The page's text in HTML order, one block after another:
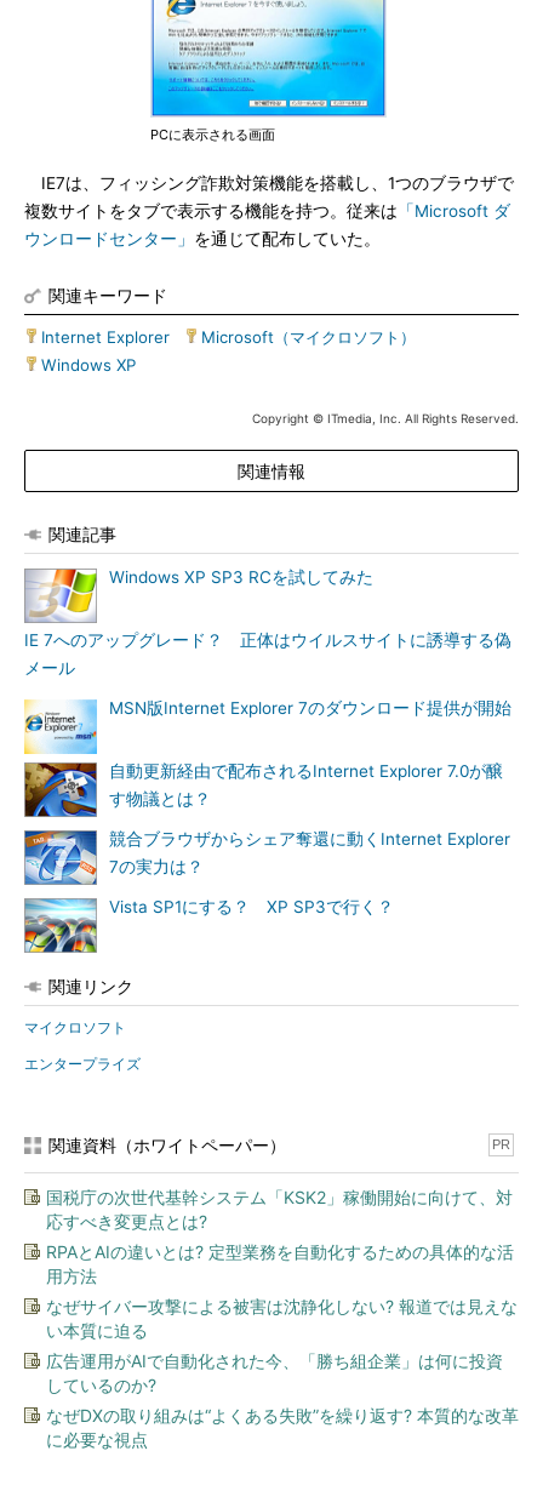
PCに表示される画面
IE7は、フィッシング詐欺対策機能を搭載し、1つのブラウザで
複数サイトをタブで表示する機能を持つ。従来は 「Microsoft ダ
ウンロードセンター」 を通じて配布していた。
関連キーワード
Internet Explorer Microsoft（マイクロソフト）
Windows XP
Copyright © ITmedia, Inc. All Rights Reserved.
関連情報
関連記事
Windows XP SP3 RCを試してみた
IE 7へのアップグレード？ 正体はウイルスサイトに誘導する偽
メール
MSN版Internet Explorer 7のダウンロード提供が開始
自動更新経由で配布されるInternet Explorer 7.0が醸
す物議とは？
競合ブラウザからシェア奪還に動くInternet Explorer
7の実力は？
Vista SP1にする？ XP SP3で行く？
関連リンク
マイクロソフト
エンタープライズ
関連資料（ホワイトペーパー） PR
国税庁の次世代基幹システム「KSK2」稼働開始に向けて、対
応すべき変更点とは?
RPAとAIの違いとは? 定型業務を自動化するための具体的な活
用方法
なぜサイバー攻撃による被害は沈静化しない? 報道では見えな
い本質に迫る
広告運用がAIで自動化された今、「勝ち組企業」は何に投資
しているのか?
なぜDXの取り組みは“よくある失敗”を繰り返す? 本質的な改革
に必要な視点